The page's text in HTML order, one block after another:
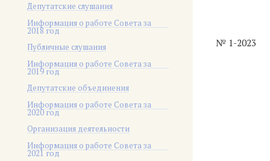
Депутатские слушания
Информация о работе Совета за
2018 год
Публичные слушания
Информация о работе Совета за
2019 год
Депутатские объединения
Информация о работе Совета за
2020 год
Организация деятельности
Информация о работе Совета за
2021 год
№ 1-2023